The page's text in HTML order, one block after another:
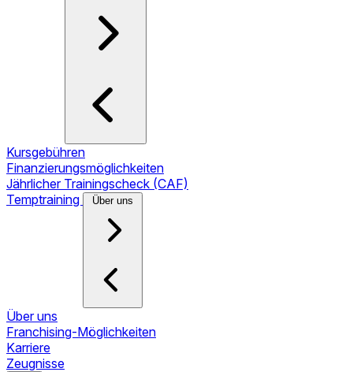
Kursgebühren
Finanzierungsmöglichkeiten
Jährlicher Trainingscheck (CAF)
Temptraining
Über uns
Über uns
Franchising-Möglichkeiten
Karriere
Zeugnisse